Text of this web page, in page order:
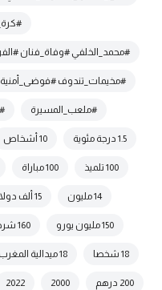
#محمد_الخلفي #وفاة_فنان
#مخيمات_تندوف #فوضى_أمنية
#ملعب_المسيرة
1.5 درجة مئوية 10 أشخاص
100 تلميذ 100 مباراة
14 مليون 15 ألف دولار
150 مليون يورو 160 شرطي
18 شخصا 18 ميدالية المغرب
200 درهم 2000
2022